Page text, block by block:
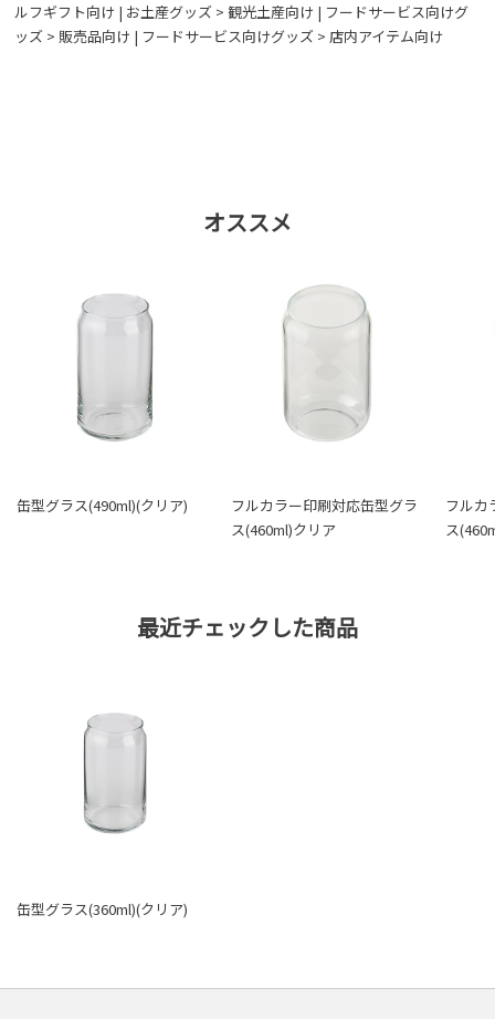
ルフギフト向け | お土産グッズ > 観光土産向け | フードサービス向けグ
ッズ > 販売品向け | フードサービス向けグッズ > 店内アイテム向け
オススメ
缶型グラス(490ml)(クリア)
フルカラー印刷対応缶型グラ
ス(460ml)クリア
フルカ
ス
最近チェックした商品
缶型グラス(360ml)(クリア)